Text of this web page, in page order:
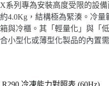
X系列專為安裝高度受限的設
約4.0Kg，結構極為緊湊。冷量
箱與冷櫃。其「輕量化」與「
合小型化或薄型化製品的內置
R290 冷凍能力對照表 (60Hz)